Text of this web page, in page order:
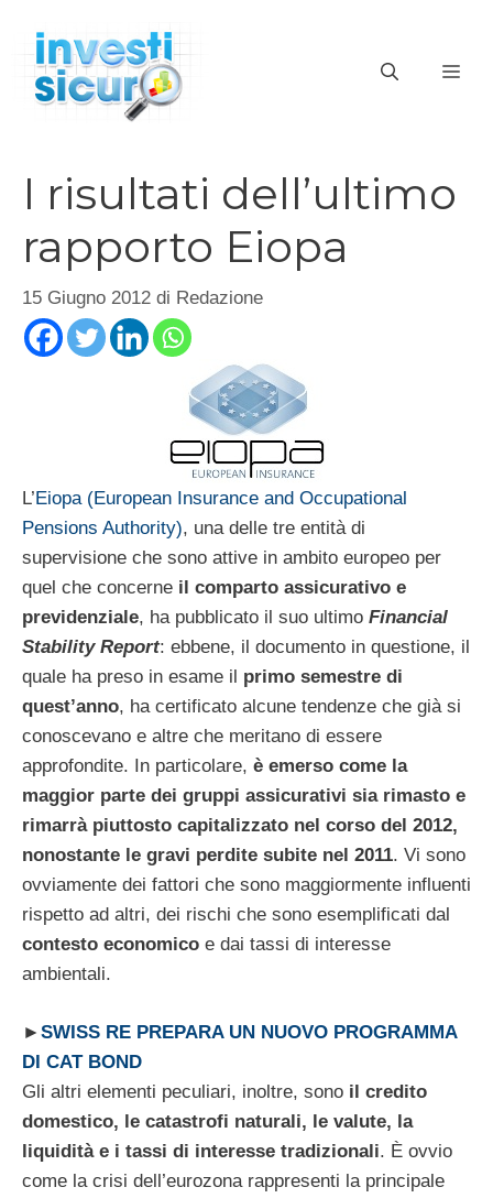
contenuto
I risultati dell’ultimo
rapporto Eiopa
15 Giugno 2012 di Redazione
L’ Eiopa (European Insurance and Occupational
Pensions Authority), una delle tre entità di
supervisione che sono attive in ambito europeo per
quel che concerne il comparto assicurativo e
previdenziale, ha pubblicato il suo ultimo Financial
Stability Report: ebbene, il documento in questione, il
quale ha preso in esame il primo semestre di
quest’anno, ha certificato alcune tendenze che già si
conoscevano e altre che meritano di essere
approfondite. In particolare, è emerso come la
maggior parte dei gruppi assicurativi sia rimasto e
rimarrà piuttosto capitalizzato nel corso del 2012,
nonostante le gravi perdite subite nel 2011. Vi sono
ovviamente dei fattori che sono maggiormente influenti
rispetto ad altri, dei rischi che sono esemplificati dal
contesto economico e dai tassi di interesse
ambientali.
► SWISS RE PREPARA UN NUOVO PROGRAMMA
DI CAT BOND
Gli altri elementi peculiari, inoltre, sono il credito
domestico, le catastrofi naturali, le valute, la
liquidità e i tassi di interesse tradizionali. È ovvio
come la crisi dell’eurozona rappresenti la principale